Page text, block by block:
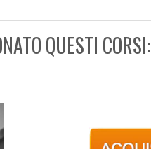
QUESTI CORSI: